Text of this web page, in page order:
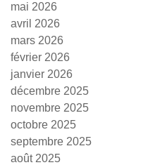
mai 2026
avril 2026
mars 2026
février 2026
janvier 2026
décembre 2025
novembre 2025
octobre 2025
septembre 2025
août 2025